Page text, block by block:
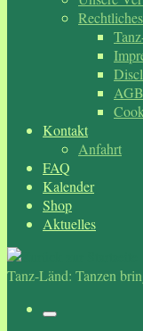
Rechtliches
AGB
Kontakt
Anfahrt
FAQ
Kalender
Shop
Aktuelles
Tanz-Länd: Tanzen
Menü